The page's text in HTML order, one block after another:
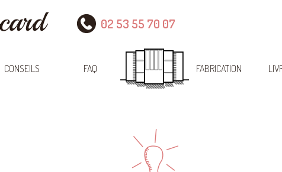
02 53 55 70 07
CONSEILS FAQ FABRICATION